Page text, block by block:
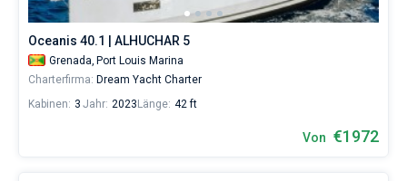
sowohl
Liebhaber
eines
erholsamen
als
Oceanis 40.1 | ALHUCHAR 5
Grenada, Port Louis Marina
Charterfirma: Dream Yacht Charter
Kabinen: 3 Jahr: 2023 Länge: 42 ft
Von €1972